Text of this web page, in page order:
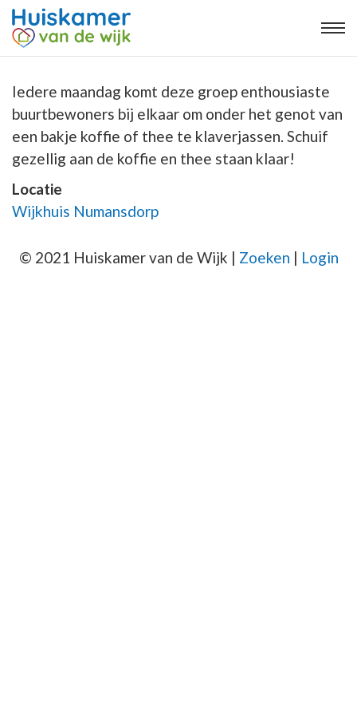
Iedere maandag komt deze groep enthousiaste
buurtbewoners bij elkaar om onder het genot van
een bakje koffie of thee te klaverjassen. Schuif
gezellig aan de koffie en thee staan klaar!
Locatie
Wijkhuis Numansdorp
© 2021 Huiskamer van de Wijk | Zoeken | Login